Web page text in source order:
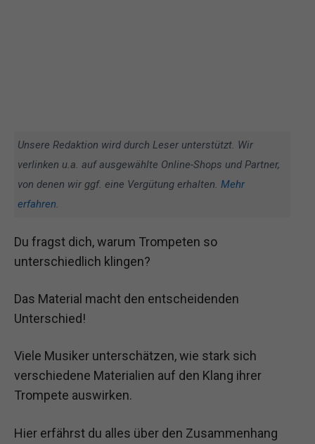
Unsere Redaktion wird durch Leser unterstützt. Wir
verlinken u.a. auf ausgewählte Online-Shops und Partner,
von denen wir ggf. eine Vergütung erhalten. Mehr
erfahren.
Du fragst dich, warum Trompeten so
unterschiedlich klingen?
Das Material macht den entscheidenden
Unterschied!
Viele Musiker unterschätzen, wie stark sich
verschiedene Materialien auf den Klang ihrer
Trompete auswirken.
Hier erfährst du alles über den Zusammenhang